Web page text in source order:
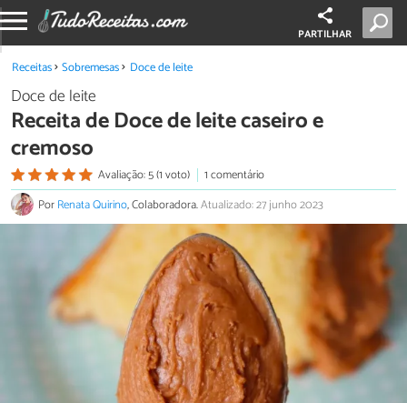
PARTILHAR
Receitas Sobremesas Doce de leite
Doce de leite
Receita de Doce de leite caseiro e
cremoso
Avaliação: 5 (1 voto)
1 comentário
PorRenata Quirino, Colaboradora.Atualizado: 27 junho 2023